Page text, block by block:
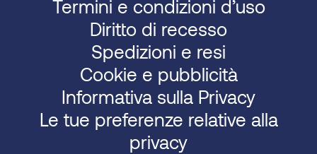
Termini e condizioni d’uso
Diritto di recesso
Spedizioni e resi
Cookie e pubblicità
Informativa sulla Privacy
Le tue preferenze relative alla
privacy